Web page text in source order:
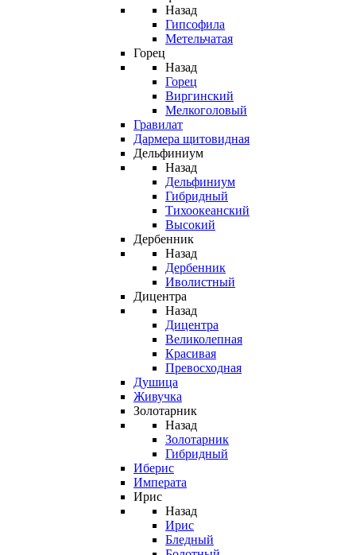
Назад
Гипсофила
Метельчатая
Горец
Назад
Горец
Виргинский
Мелкоголовый
Гравилат
Дармера щитовидная
Дельфиниум
Назад
Дельфиниум
Гибридный
Тихоокеанский
Высокий
Дербенник
Назад
Дербенник
Иволистный
Дицентра
Назад
Дицентра
Великолепная
Красивая
Превосходная
Душица
Живучка
Золотарник
Назад
Золотарник
Гибридный
Иберис
Императа
Ирис
Назад
Ирис
Бледный